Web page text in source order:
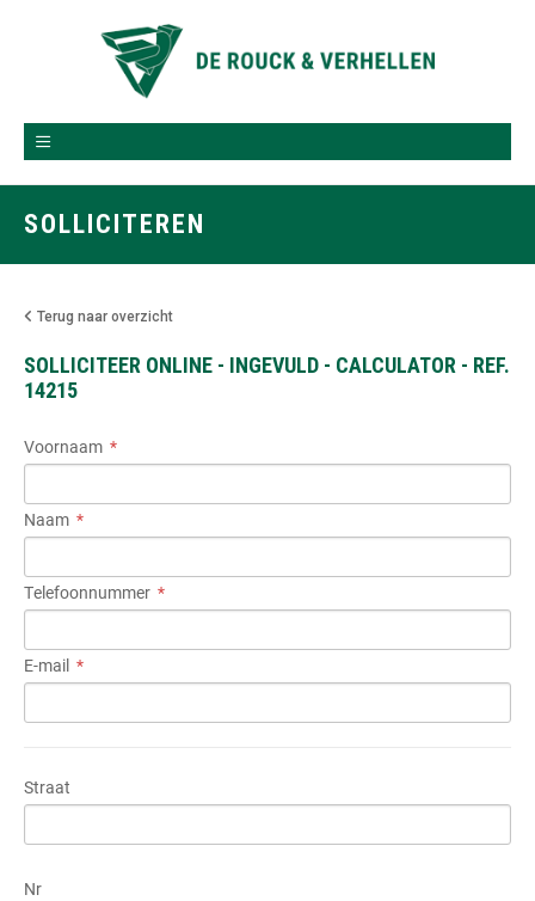
SOLLICITEREN
Terug naar overzicht
SOLLICITEER ONLINE - INGEVULD - CALCULATOR - REF.
14215
Voornaam
Naam
Telefoonnummer
E-mail
Straat
Nr